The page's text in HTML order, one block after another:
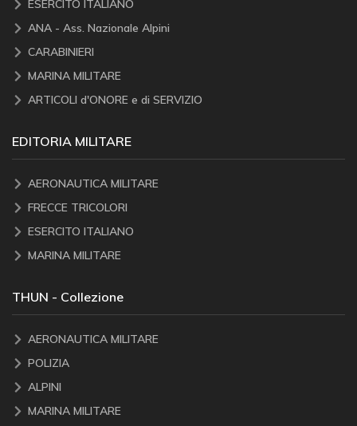
ESERCITO ITALIANO
ANA - Ass. Nazionale Alpini
CARABINIERI
MARINA MILITARE
ARTICOLI d'ONORE e di SERVIZIO
EDITORIA MILITARE
AERONAUTICA MILITARE
FRECCE TRICOLORI
ESERCITO ITALIANO
MARINA MILITARE
THUN - Collezione
AERONAUTICA MILITARE
POLIZIA
ALPINI
MARINA MILITARE